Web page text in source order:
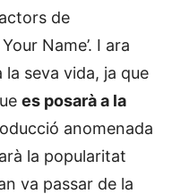
de
Name’. I ara
seva vida, ja que
es posarà a la
anomenada
la popularitat
va passar de la